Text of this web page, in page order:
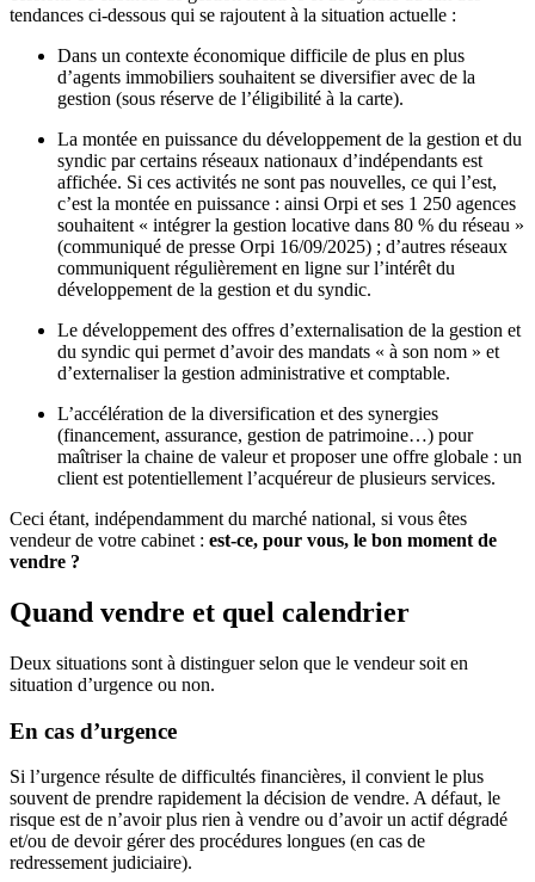
tendances ci-dessous qui se rajoutent à la situation actuelle :
Dans un contexte économique difficile de plus en plus
d’agents immobiliers souhaitent se diversifier avec de la
gestion (sous réserve de l’éligibilité à la carte).
La montée en puissance du développement de la gestion et du
syndic par certains réseaux nationaux d’indépendants est
affichée. Si ces activités ne sont pas nouvelles, ce qui l’est,
c’est la montée en puissance : ainsi Orpi et ses 1 250 agences
souhaitent « intégrer la gestion locative dans 80 % du réseau »
(communiqué de presse Orpi 16/09/2025) ; d’autres réseaux
communiquent régulièrement en ligne sur l’intérêt du
développement de la gestion et du syndic.
Le développement des offres d’externalisation de la gestion et
du syndic qui permet d’avoir des mandats « à son nom » et
d’externaliser la gestion administrative et comptable.
L’accélération de la diversification et des synergies
(financement, assurance, gestion de patrimoine…) pour
maîtriser la chaine de valeur et proposer une offre globale : un
client est potentiellement l’acquéreur de plusieurs services.
Ceci étant, indépendamment du marché national, si vous êtes
vendeur de votre cabinet : est-ce, pour vous, le bon moment de
vendre ?
Quand vendre et quel calendrier
Deux situations sont à distinguer selon que le vendeur soit en
situation d’urgence ou non.
En cas d’urgence
Si l’urgence résulte de difficultés financières, il convient le plus
souvent de prendre rapidement la décision de vendre. A défaut, le
risque est de n’avoir plus rien à vendre ou d’avoir un actif dégradé
et/ou de devoir gérer des procédures longues (en cas de
redressement judiciaire).